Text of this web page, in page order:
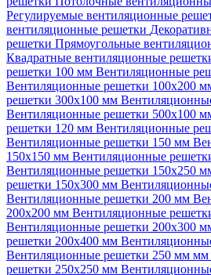
Регулируемые вентиляционные
вентиляционные решетки
решетки Прямоугольные
Квадратные вентиляционные
решетки 100 мм Вентиляционные
Вентиляционные решетки 100х200
решетки 300х100 мм
Вентиляционные решетки 500х100
решетки 120 мм Вентиляционные
Вентиляционные решетки 150 мм
150х150 мм Вентиляционные
Вентиляционные решетки 150х250
решетки 150х300 мм
Вентиляционные решетки 200 мм
200х200 мм Вентиляционные
Вентиляционные решетки 200х300
решетки 200х400 мм
Вентиляционные решетки 250 мм мм
решетки 250х250 мм